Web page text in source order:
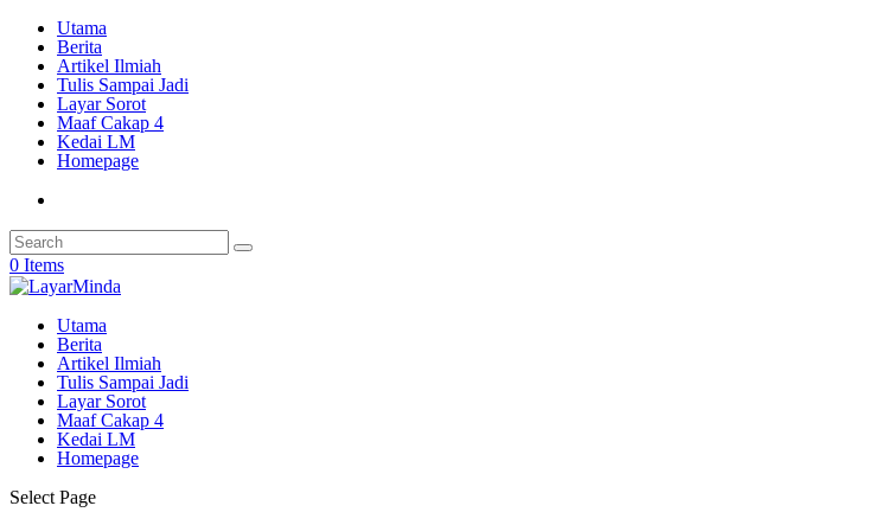
Utama
Berita
Artikel Ilmiah
Tulis Sampai Jadi
Layar Sorot
Maaf Cakap 4
Kedai LM
Homepage
0 Items
Utama
Berita
Artikel Ilmiah
Tulis Sampai Jadi
Layar Sorot
Maaf Cakap 4
Kedai LM
Homepage
Select Page